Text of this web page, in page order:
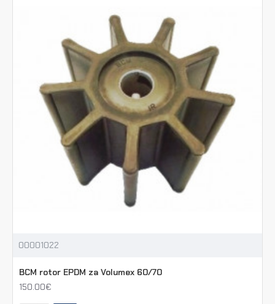
00001022
BCM rotor EPDM za Volumex 60/70
150.00€